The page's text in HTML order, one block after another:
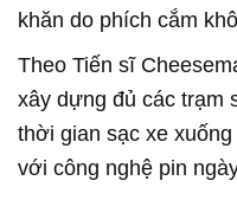
khăn do phích cắm
Theo Tiến sĩ
xây dựng đủ các trạm
thời gian sạc xe
với công nghệ pin